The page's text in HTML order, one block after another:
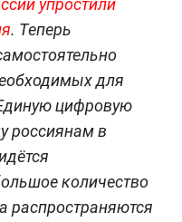
упростили
. Теперь
для
цифровую
россиянам в
количество
распространяются